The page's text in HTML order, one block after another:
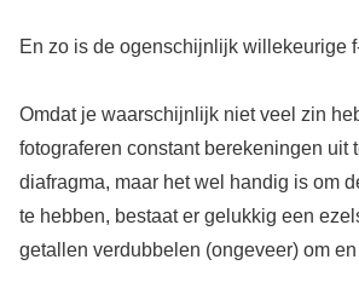
En zo is de ogenschijnlijk willekeurige
Omdat je waarschijnlijk niet veel zin
fotograferen constant berekeningen uit
diafragma, maar het wel handig is om
te hebben, bestaat er gelukkig een
getallen verdubbelen (ongeveer) om en